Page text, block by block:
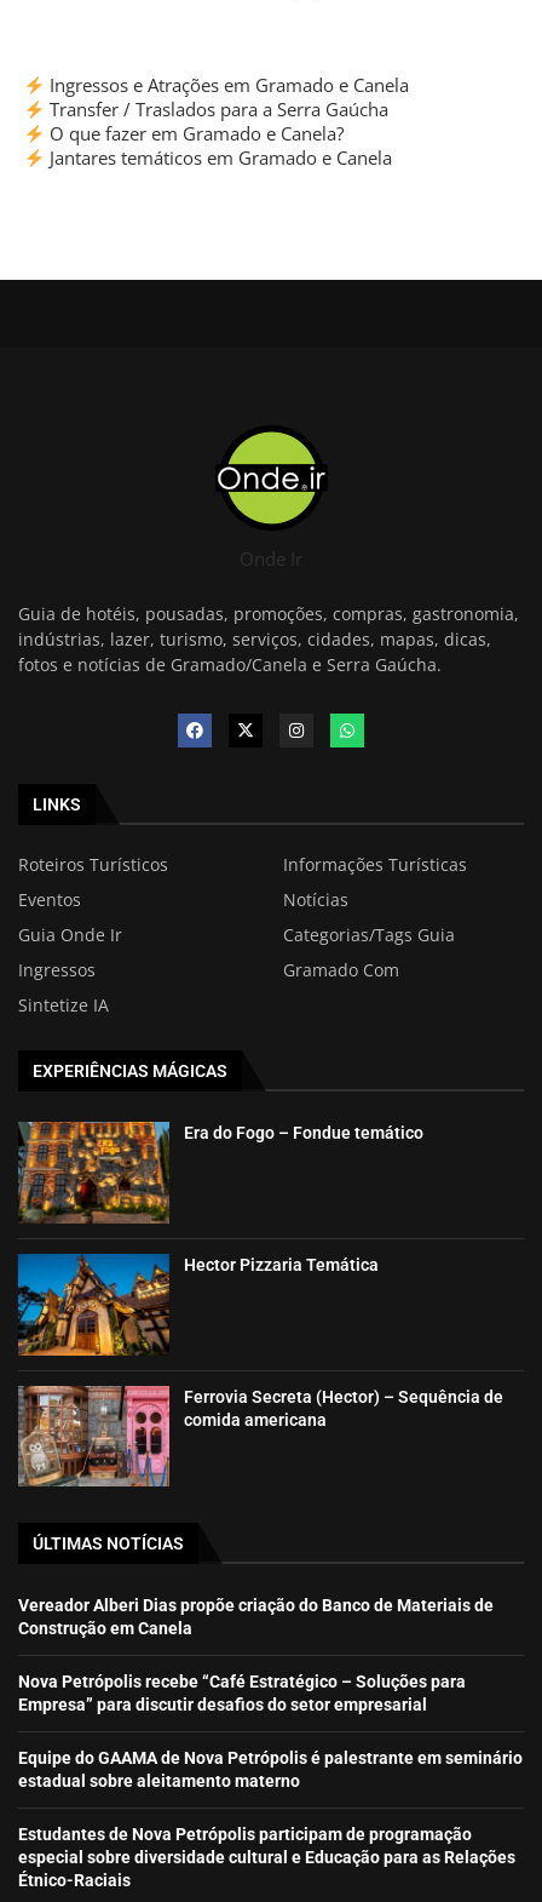
Ingressos e Atrações em Gramado e Canela
Transfer / Traslados para a Serra Gaúcha
O que fazer em Gramado e Canela?
Jantares temáticos em Gramado e Canela
Onde Ir
Guia de hotéis, pousadas, promoções, compras, gastronomia,
indústrias, lazer, turismo, serviços, cidades, mapas, dicas,
fotos e notícias de Gramado/Canela e Serra Gaúcha.
LINKS
Roteiros Turísticos
Informações Turísticas
Eventos
Notícias
Guia Onde Ir
Categorias/Tags Guia
Ingressos
Gramado Com
Sintetize IA
EXPERIÊNCIAS MÁGICAS
Era do Fogo – Fondue temático
Hector Pizzaria Temática
Ferrovia Secreta (Hector) – Sequência de
comida americana
ÚLTIMAS NOTÍCIAS
Vereador Alberi Dias propõe criação do Banco de Materiais de
Construção em Canela
Nova Petrópolis recebe “Café Estratégico – Soluções para
Empresa” para discutir desafios do setor empresarial
Equipe do GAAMA de Nova Petrópolis é palestrante em seminário
estadual sobre aleitamento materno
Estudantes de Nova Petrópolis participam de programação
especial sobre diversidade cultural e Educação para as Relações
Étnico-Raciais